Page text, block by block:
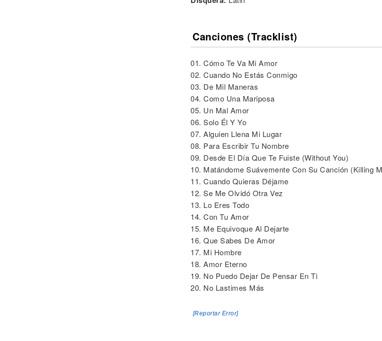
Canciones (Tracklist)
01. Cómo Te Va Mi Amor
02. Cuando No Estás Conmigo
03. De Mil Maneras
04. Como Una Mariposa
05. Un Mal Amor
06. Solo Él Y Yo
07. Alguien Llena Mi Lugar
08. Para Escribir Tu Nombre
09. Desde El Día Que Te Fuiste (Without You)
10. Matándome Suávemente Con Su Canción (Killing
11. Cuando Quieras Déjame
12. Se Me Olvidó Otra Vez
13. Lo Eres Todo
14. Con Tu Amor
15. Me Equivoque Al Dejarte
16. Que Sabes De Amor
17. Mi Hombre
18. Amor Eterno
19. No Puedo Dejar De Pensar En Ti
20. No Lastimes Más
[Reportar Error]